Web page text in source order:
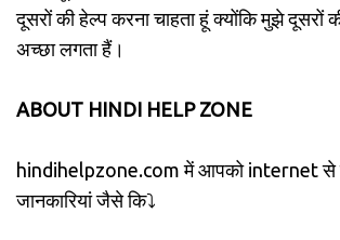
दूसरों की हेल्प करना चाहता हूं क्योंकि मुझे दूसरों
अच्छा लगता हैं।
ABOUT HINDI HELP ZONE
hindihelpzone.com में आपको internet से
जानकारियां जैसे कि⤵